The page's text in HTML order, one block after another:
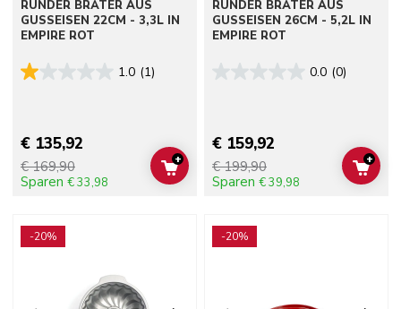
RUNDER BRÄTER AUS
GUSSEISEN 22CM - 3,3L IN
EMPIRE ROT
1.0 (1)
€ 135,92
€ 169,90
Sparen € 33,98
ADD TO CART
+
RUNDER BRÄTER AUS
GUSSEISEN 26CM - 5,2L IN
EMPIRE ROT
0.0 (0)
€ 159,92
€ 199,90
Sparen € 39,98
ADD
+
-20% -20%